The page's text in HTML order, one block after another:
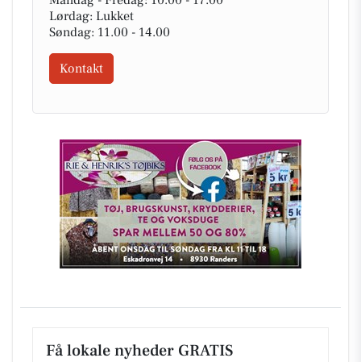
Lørdag: Lukket
Søndag: 11.00 - 14.00
Kontakt
Få lokale nyheder GRATIS